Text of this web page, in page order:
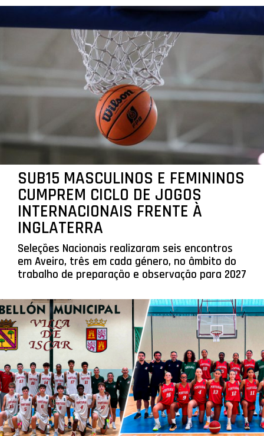
SUB15 MASCULINOS E FEMININOS
CUMPREM CICLO DE JOGOS
INTERNACIONAIS FRENTE À
INGLATERRA
Seleções Nacionais realizaram seis encontros
em Aveiro, três em cada género, no âmbito do
trabalho de preparação e observação para 2027